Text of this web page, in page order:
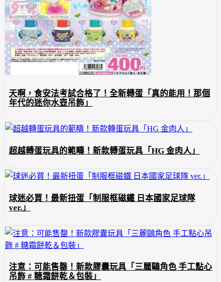
天啊，食安法考試合格了！全新轉蛋「真的能用！那個
年代的迷你水壺吊飾」
超越轉蛋玩具的範疇！新款轉蛋玩具「HG 金肉人」
球迷必買！最新扭蛋「制服框磁鐵 日本國家足球隊
ver.」
注意：可能售罄！新款膠囊玩具「三麗鷗角色 手工點心
吊飾 # 糖霜餅乾＆包裝」